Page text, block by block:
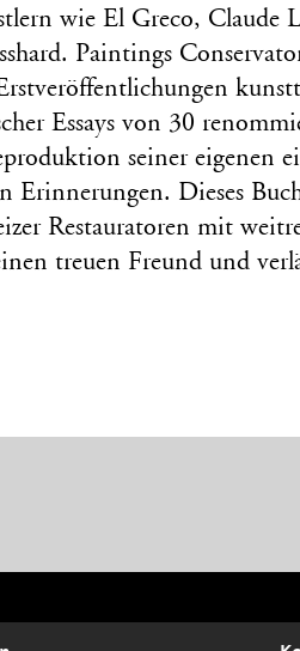
wie El Greco, Claude
Paintings
Essays von 30
seiner eigenen
Erinnerungen. Dieses
Restauratoren mit
treuen Freund und